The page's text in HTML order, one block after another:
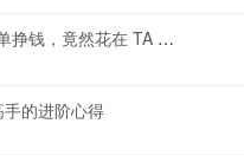
90 后工程师在「神州邦邦」接单挣钱，竟然花在 TA 身上！
的进阶心得